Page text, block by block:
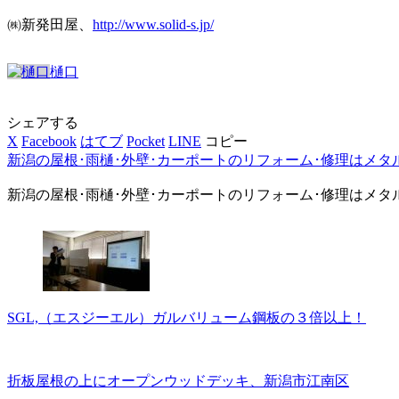
㈱新発田屋、 http://www.solid-s.jp/
樋口
シェアする
X Facebook はてブ Pocket LINE コピー
新潟の屋根･雨樋･外壁･カーポートのリフォーム･修理はメタ
新潟の屋根･雨樋･外壁･カーポートのリフォーム･修理はメタ
SGL,（エスジーエル）ガルバリューム鋼板の３倍以上！
折板屋根の上にオープンウッドデッキ、新潟市江南区